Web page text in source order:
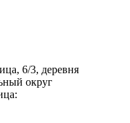
6/3, деревня
округ